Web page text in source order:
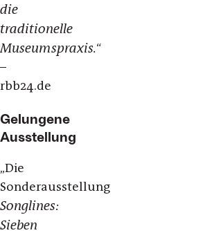
die
traditionelle
Museumspraxis.“
–
rbb24.de
Gelungene
Ausstellung
„Die
Sonderausstellung
Songlines:
Sieben